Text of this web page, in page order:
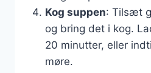
Kog suppen: Tilsæt
og bring det i kog.
20 minutter, eller
møre.